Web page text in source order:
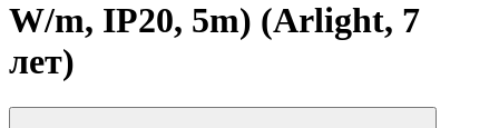
W/m, IP20, 5m) (Arlight, 7
лет)